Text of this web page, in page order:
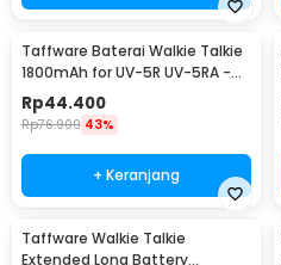
Taffware Baterai Walkie Talkie
1800mAh for UV-5R UV-5RA -
BL-5
Rp44.400
Rp76.900 43%
+ Keranjang
Taffware Walkie Talkie
Extended Long Battery